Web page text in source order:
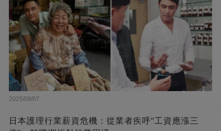
2025/09/07
日本護理行業薪資危機：從業者疾呼"工資應漲三